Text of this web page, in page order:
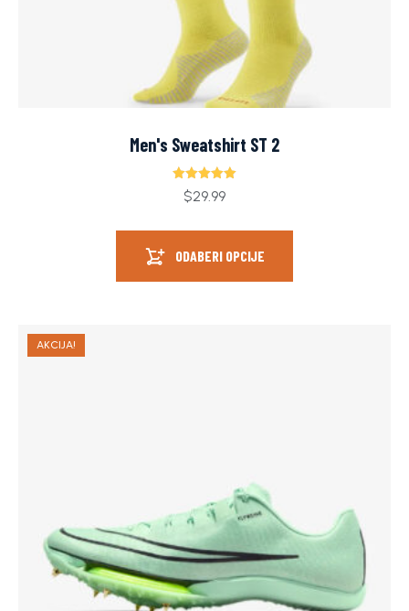
Men's Sweatshirt ST 2
Ocjenjeno
5.00
$29.99
ODABERI OPCIJE
AKCIJA!